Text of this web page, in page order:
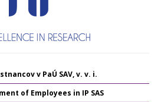
v PaÚ SAV, v. v. i.
of Employees in IP SAS